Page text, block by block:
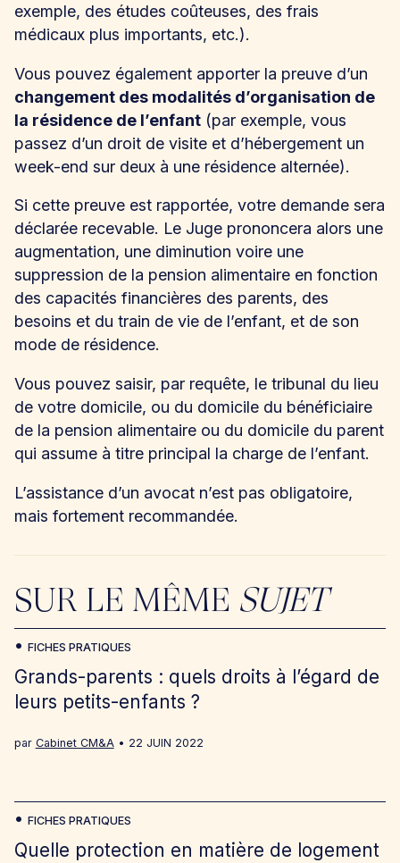
exemple, des études coûteuses, des frais
médicaux plus importants, etc.).
Vous pouvez également apporter la preuve d’un
changement des modalités d’organisation de
la résidence de l’enfant(par exemple, vous
passez d’un droit de visite et d’hébergement un
week-end sur deux à une résidence alternée).
Si cette preuve est rapportée, votre demande sera
déclarée recevable. Le Juge prononcera alors une
augmentation, une diminution voire une
suppression de la pension alimentaire en fonction
des capacités financières des parents, des
besoins et du train de vie de l’enfant, et de son
mode de résidence.
Vous pouvez saisir, par requête, le tribunal du lieu
de votre domicile, ou du domicile du bénéficiaire
de la pension alimentaire ou du domicile du parent
qui assume à titre principal la charge de l’enfant.
L’assistance d’un avocat n’est pas obligatoire,
mais fortement recommandée.
SUR LE MÊME SUJET
Grands-parents : quels droits à l’égard de
leurs petits-enfants ?
par Cabinet CM&A 22 JUIN 2022
FICHES PRATIQUES
Quelle protection en matière de logement
FICHES PRATIQUES